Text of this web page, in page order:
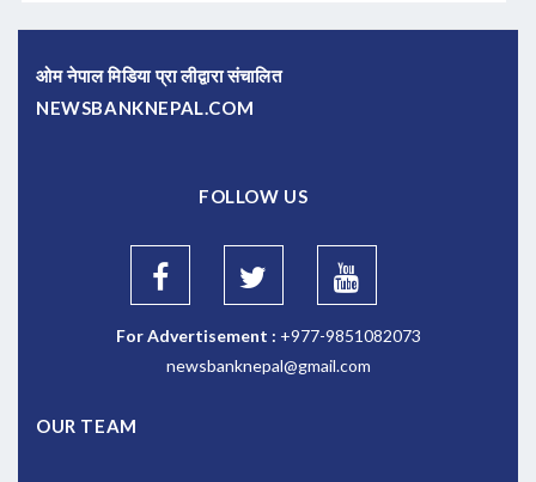
ओम नेपाल मिडिया प्रा लीद्वारा संचालित
NEWSBANKNEPAL.COM
FOLLOW US
For Advertisement : +977-9851082073
newsbanknepal@gmail.com
OUR TEAM